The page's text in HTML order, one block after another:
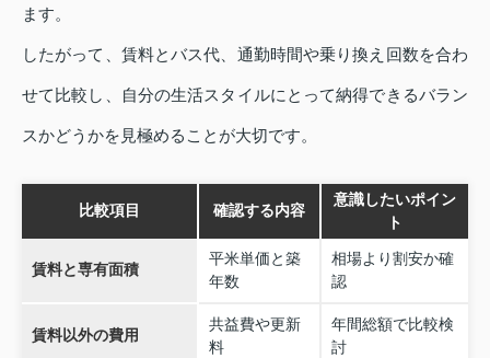
ます。
したがって、賃料とバス代、通勤時間や乗り換え回数を合わ
せて比較し、自分の生活スタイルにとって納得できるバラン
スかどうかを見極めることが大切です。
比較項目 確認する内容
意識したいポイン
ト
賃料と専有面積
平米単価と築
年数
相場より割安か確
認
賃料以外の費用
共益費や更新
料
年間総額で比較検
討